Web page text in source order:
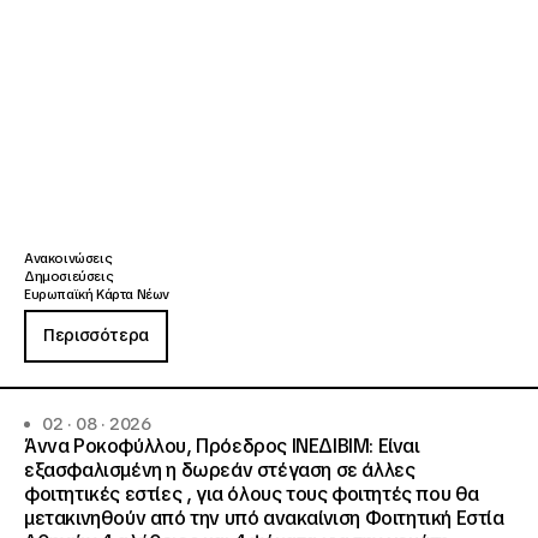
Ανακοινώσεις
Δημοσιεύσεις
Ευρωπαϊκή Κάρτα Νέων
Περισσότερα
02 · 08 · 2026
Άννα Ροκοφύλλου, Πρόεδρος ΙΝΕΔΙΒΙΜ: Είναι
εξασφαλισμένη η δωρεάν στέγαση σε άλλες
φοιτητικές εστίες , για όλους τους φοιτητές που θα
μετακινηθούν από την υπό ανακαίνιση Φοιτητική Εστία